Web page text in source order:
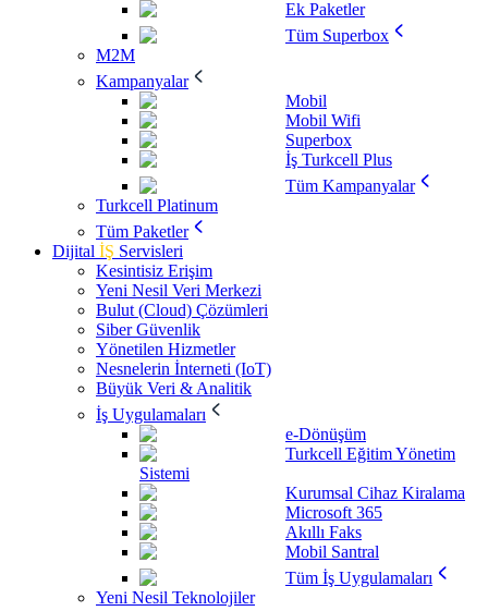
Ek Paketler
Tüm Superbox
M2M
Kampanyalar
Mobil
Mobil Wifi
Superbox
İş Turkcell Plus
Tüm Kampanyalar
Turkcell Platinum
Tüm Paketler
Dijital İŞ Servisleri
Kesintisiz Erişim
Yeni Nesil Veri Merkezi
Bulut (Cloud) Çözümleri
Siber Güvenlik
Yönetilen Hizmetler
Nesnelerin İnterneti (IoT)
Büyük Veri & Analitik
İş Uygulamaları
e-Dönüşüm
Turkcell Eğitim Yönetim
Sistemi
Kurumsal Cihaz Kiralama
Microsoft 365
Akıllı Faks
Mobil Santral
Tüm İş Uygulamaları
Yeni Nesil Teknolojiler